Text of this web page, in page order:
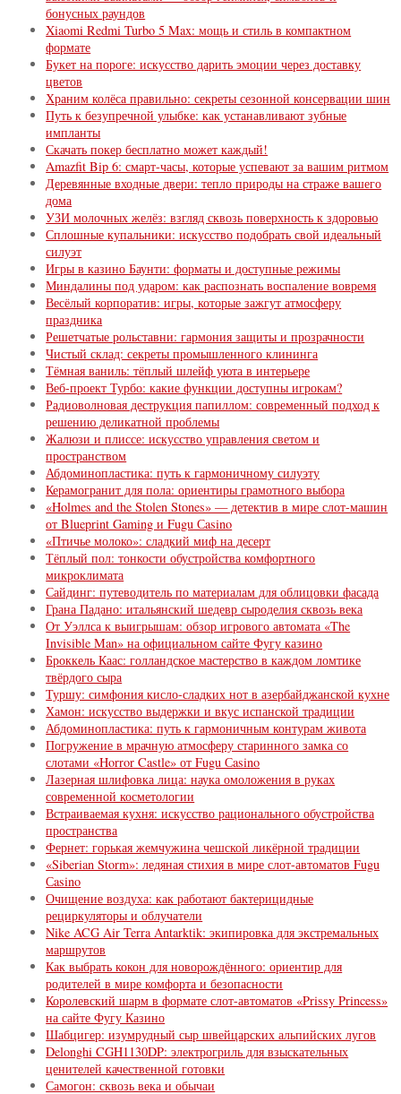
бонусных раундов
Xiaomi Redmi Turbo 5 Max: мощь и стиль в компактном
формате
Букет на пороге: искусство дарить эмоции через доставку
цветов
Храним колёса правильно: секреты сезонной консервации шин
Путь к безупречной улыбке: как устанавливают зубные
импланты
Скачать покер бесплатно может каждый!
Amazfit Bip 6: смарт-часы, которые успевают за вашим ритмом
Деревянные входные двери: тепло природы на страже вашего
дома
УЗИ молочных желёз: взгляд сквозь поверхность к здоровью
Сплошные купальники: искусство подобрать свой идеальный
силуэт
Игры в казино Баунти: форматы и доступные режимы
Миндалины под ударом: как распознать воспаление вовремя
Весёлый корпоратив: игры, которые зажгут атмосферу
праздника
Решетчатые рольставни: гармония защиты и прозрачности
Чистый склад: секреты промышленного клининга
Тёмная ваниль: тёплый шлейф уюта в интерьере
Веб-проект Турбо: какие функции доступны игрокам?
Радиоволновая деструкция папиллом: современный подход к
решению деликатной проблемы
Жалюзи и плиссе: искусство управления светом и
пространством
Абдоминопластика: путь к гармоничному силуэту
Керамогранит для пола: ориентиры грамотного выбора
«Holmes and the Stolen Stones» — детектив в мире слот-машин
от Blueprint Gaming и Fugu Сasino
«Птичье молоко»: сладкий миф на десерт
Тёплый пол: тонкости обустройства комфортного
микроклимата
Сайдинг: путеводитель по материалам для облицовки фасада
Грана Падано: итальянский шедевр сыроделия сквозь века
От Уэллса к выигрышам: обзор игрового автомата «The
Invisible Man» на официальном сайте Фугу казино
Броккель Каас: голландское мастерство в каждом ломтике
твёрдого сыра
Туршу: симфония кисло-сладких нот в азербайджанской кухне
Хамон: искусство выдержки и вкус испанской традиции
Абдоминопластика: путь к гармоничным контурам живота
Погружение в мрачную атмосферу старинного замка со
слотами «Horror Castle» от Fugu Сasino
Лазерная шлифовка лица: наука омоложения в руках
современной косметологии
Встраиваемая кухня: искусство рационального обустройства
пространства
Фернет: горькая жемчужина чешской ликёрной традиции
«Siberian Storm»: ледяная стихия в мире слот-автоматов Fugu
Сasino
Очищение воздуха: как работают бактерицидные
рециркуляторы и облучатели
Nike ACG Air Terra Antarktik: экипировка для экстремальных
маршрутов
Как выбрать кокон для новорождённого: ориентир для
родителей в мире комфорта и безопасности
Королевский шарм в формате слот-автоматов «Prissy Princess»
на сайте Фугу Казино
Шабцигер: изумрудный сыр швейцарских альпийских лугов
Delonghi CGH1130DP: электрогриль для взыскательных
ценителей качественной готовки
Самогон: сквозь века и обычаи